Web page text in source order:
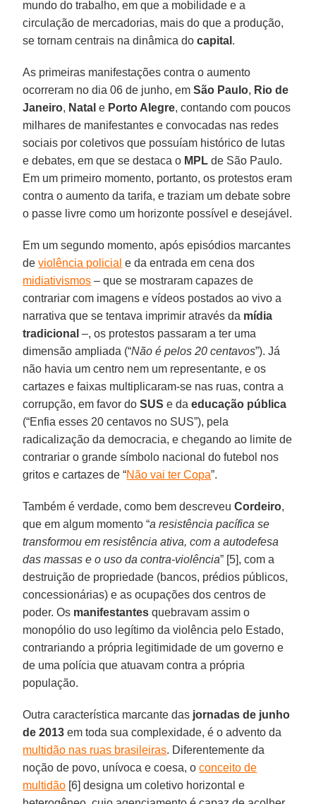
mundo do trabalho, em que a mobilidade e a
circulação de mercadorias, mais do que a produção,
se tornam centrais na dinâmica docapital .
As primeiras manifestações contra o aumento
ocorreram no dia 06 de junho, emSão Paulo, Rio de
Janeiro, Natal e Porto Alegre, contando com poucos
milhares de manifestantes e convocadas nas redes
sociais por coletivos que possuíam histórico de lutas
e debates, em que se destaca o MPL de São Paulo.
Em um primeiro momento, portanto, os protestos eram
contra o aumento da tarifa, e traziam um debate sobre
o passe livre como um horizonte possível e desejável.
Em um segundo momento, após episódios marcantes
deviolência policial e da entrada em cena dos
midiativismos – que se mostraram capazes de
contrariar com imagens e vídeos postados ao vivo a
narrativa que se tentava imprimir através da mídia
tradicional –, os protestos passaram a ter uma
dimensão ampliada (“Não é pelos 20 centavos”). Já
não havia um centro nem um representante, e os
cartazes e faixas multiplicaram-se nas ruas, contra a
corrupção, em favor doSUS e daeducação pública
(“Enfia esses 20 centavos no SUS”), pela
radicalização da democracia, e chegando ao limite de
contrariar o grande símbolo nacional do futebol nos
gritos e cartazes de “Não vai ter Copa”.
Também é verdade, como bem descreveuCordeiro,
que em algum momento “a resistência pacífica se
transformou em resistência ativa, com a autodefesa
das massas e o uso da contra-violência” [5], com a
destruição de propriedade (bancos, prédios públicos,
concessionárias) e as ocupações dos centros de
poder. Os manifestantes quebravam assim o
monopólio do uso legítimo da violência pelo Estado,
contrariando a própria legitimidade de um governo e
de uma polícia que atuavam contra a própria
população.
Outra característica marcante das jornadas de junho
de 2013 em toda sua complexidade, é o advento da
multidão nas ruas brasileiras. Diferentemente da
noção de povo, unívoca e coesa, oconceito de
multidão [6] designa um coletivo horizontal e